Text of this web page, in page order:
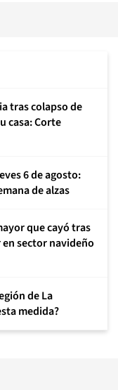
tras colapso de
casa: Corte
6 de agosto:
de alzas
que cayó tras
sector navideño
de La
medida?